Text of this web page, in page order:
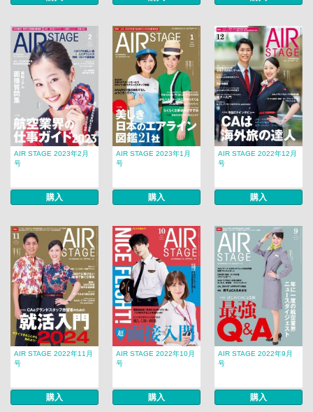
AIR STAGE 2023年2月
号
購入
AIR STAGE 2023年1月
号
購入
AIR STAGE 2022年12月
号
購入
AIR STAGE 2022年11月
号
購入
AIR STAGE 2022年10月
号
購入
AIR STAGE 2022年9月
号
購入